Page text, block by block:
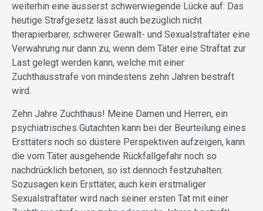
weiterhin eine äusserst schwerwiegende Lücke auf: Das
heutige Strafgesetz lässt auch bezüglich nicht
therapierbarer, schwerer Gewalt- und Sexualstraftäter eine
Verwahrung nur dann zu, wenn dem Täter eine Straftat zur
Last gelegt werden kann, welche mit einer
Zuchthausstrafe von mindestens zehn Jahren bestraft
wird.
Zehn Jahre Zuchthaus! Meine Damen und Herren, ein
psychiatrisches Gutachten kann bei der Beurteilung eines
Ersttäters noch so düstere Perspektiven aufzeigen, kann
die vom Täter ausgehende Rückfallgefahr noch so
nachdrücklich betonen, so ist dennoch festzuhalten:
Sozusagen kein Ersttäter, auch kein erstmaliger
Sexualstraftäter wird nach seiner ersten Tat mit einer